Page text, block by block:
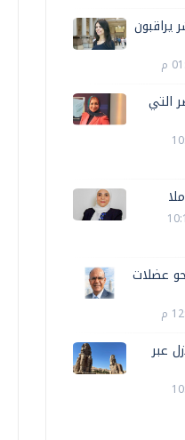
يراقبون
التي
10:00
2026 10:10
عضلات
عبر
2026 10:00